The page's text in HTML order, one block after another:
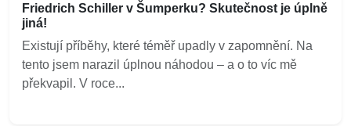
Friedrich Schiller v Šumperku? Skutečnost je úplně
jiná!
Existují příběhy, které téměř upadly v zapomnění. Na
tento jsem narazil úplnou náhodou – a o to víc mě
překvapil. V roce...